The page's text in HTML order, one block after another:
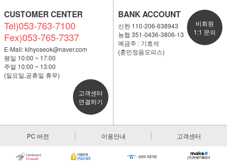
CUSTOMER CENTER
Tel)053-763-7100
Fex)053-765-7337
E-Mail:kihyoseok@naver.com
평일 10:00 ~ 17:00
주말 10:00 ~ 13:00
(일요일,공휴일 휴무)
고객센터
연결하기
BANK ACCOUNT
신한 110-206-638943
농협 351-0436-3806-13
예금주 : 기효석
(훈민정음오피스)
비회원
1:1 문의
PC 버전 이용안내 고객센터